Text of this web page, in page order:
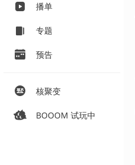
播单
专题
预告
核聚变
BOOOM 试玩中